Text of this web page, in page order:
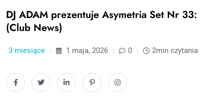
DJ ADAM prezentuje Asymetria Set Nr 33:
(Club News)
3 miesiące 1 maja, 2026 0 2min czytania